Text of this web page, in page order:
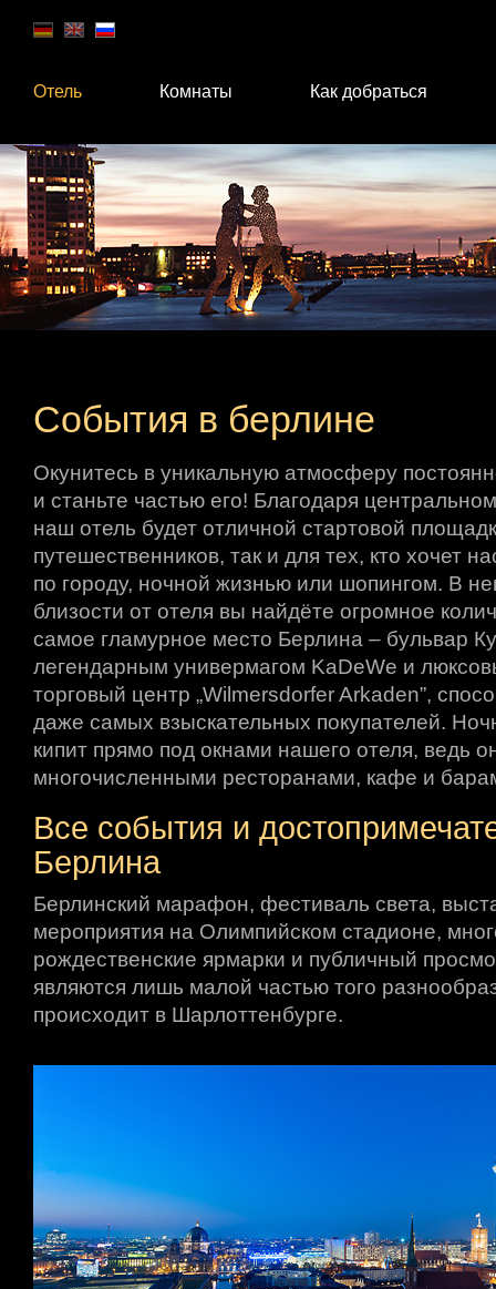
Отель Комнаты Как добраться
События в берлине
Окунитесь в уникальную атмосферу
и станьте частью его! Благодаря
наш отель будет отличной стартовой
путешественников, так и для тех, кто хочет
по городу, ночной жизнью или шопингом. В
близости от отеля вы найдёте огромное
самое гламурное место Берлина – бульвар
легендарным универмагом KaDeWe и
торговый центр „Wilmersdorfer Arkaden”,
даже самых взыскательных покупателей.
кипит прямо под окнами нашего отеля, ведь
многочисленными ресторанами, кафе и
Все события и
Берлина
Берлинский марафон, фестиваль света,
мероприятия на Олимпийском стадионе,
рождественские ярмарки и публичный
являются лишь малой частью того
происходит в Шарлоттенбурге.